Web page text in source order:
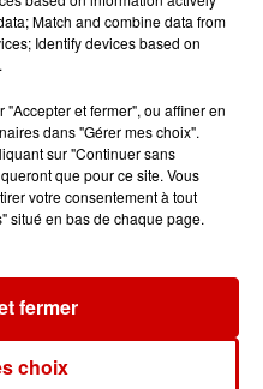
places pour le
Roi Arthur 2026 !
entrées pour le
Sport Automobile au
Match and combine data from
Identify devices based on
et fermer", ou affiner en
dans "Gérer mes choix".
sur "Continuer sans
que pour ce site. Vous
votre consentement à tout
situé en bas de chaque page.
choix
fermer